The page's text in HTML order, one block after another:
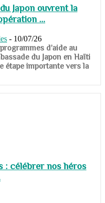
Japon ouvrent la
...
- 10/07/26
d’aide au
du Japon en Haïti
étape importante vers la
: célébrer nos héros